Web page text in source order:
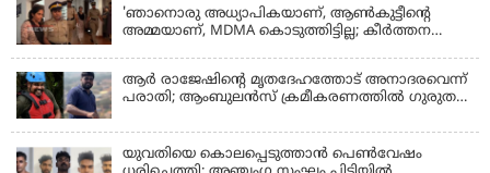
'ഞാനൊരു അധ്യാപികയാണ്, ആണ്‍കുട്ടീന്റെ
അമ്മയാണ്‌, MDMA കൊടുത്തിട്ടില്ല; കീർത്തന
ആര്‍ രാജേഷിന്റെ മൃതദേഹത്തോട് അനാദരവെന്ന്
പരാതി; ആംബുലന്‍സ് ക്രമീകരണത്തില്‍ ഗുരുതര
ഫ്രീസര്‍ സംവിധാനം ഇല്ലാതെയെന്നും ആരോപണം
യുവതിയെ കൊലപ്പെടുത്താൻ പെൺവേഷം